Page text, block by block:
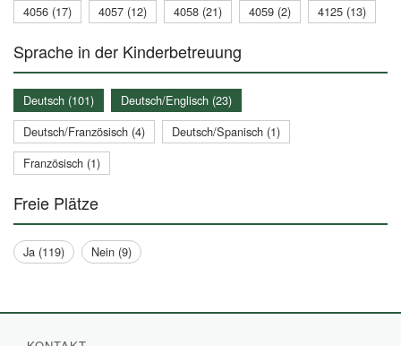
4056 (17)
4057 (12) 4058 (21) 4059 (2) 4125 (13)
Sprache in der Kinderbetreuung
Deutsch (101)
Deutsch/Englisch (23)
Deutsch/Französisch (4)
Deutsch/Spanisch (1)
Französisch (1)
Freie Plätze
Ja (119) Nein (9)